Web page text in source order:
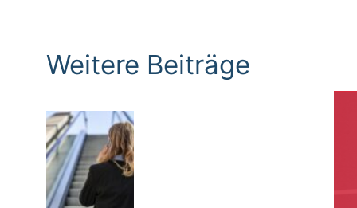
Weitere Beiträge